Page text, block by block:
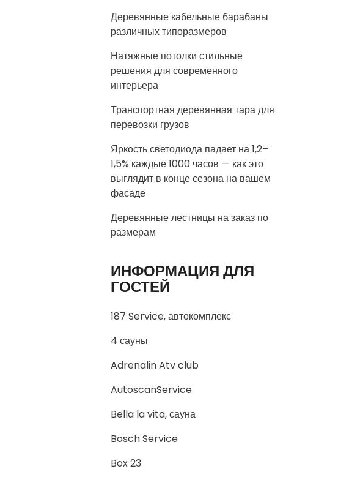
Деревянные кабельные барабаны
различных типоразмеров
Натяжные потолки стильные
решения для современного
интерьера
Транспортная деревянная тара для
перевозки грузов
Яркость светодиода падает на 1,2–
1,5% каждые 1000 часов — как это
выглядит в конце сезона на вашем
фасаде
Деревянные лестницы на заказ по
размерам
ИНФОРМАЦИЯ ДЛЯ
ГОСТЕЙ
187 Service, автокомплекс
4 сауны
Adrenalin Atv club
AutoscanService
Bella la vita, сауна
Bosch Service
Box 23